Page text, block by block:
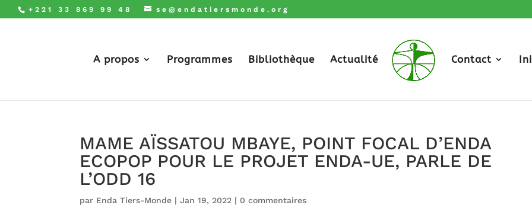
+221 33 869 99 48 se@endatiersmonde.org
A propos Programmes Bibliothèque Actualité Contact
MAME AÏSSATOU MBAYE, POINT FOCAL D’ENDA
ECOPOP POUR LE PROJET ENDA-UE, PARLE DE
L’ODD 16
par Enda Tiers-Monde |Jan 19, 2022 | 0 commentaires